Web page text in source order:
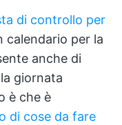
di controllo per
calendario per la
anche di
giornata
è che è
di cose da fare